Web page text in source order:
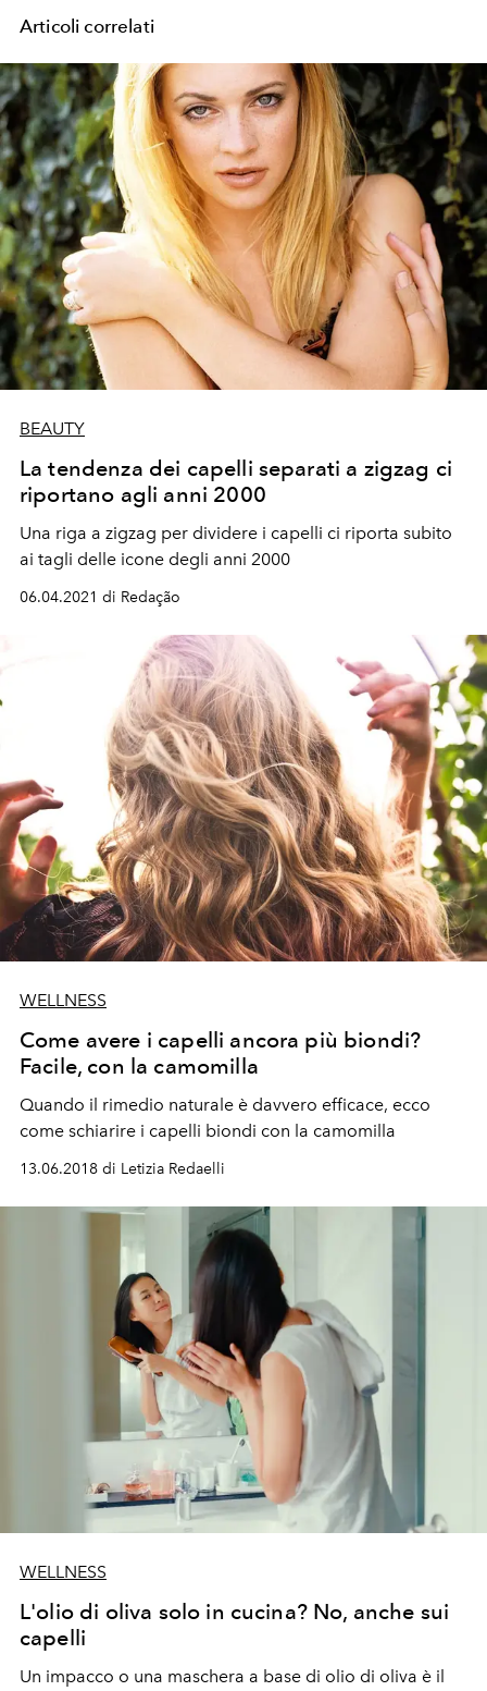
Articoli correlati
BEAUTY
La tendenza dei capelli separati a zigzag ci
riportano agli anni 2000
Una riga a zigzag per dividere i capelli ci riporta subito
ai tagli delle icone degli anni 2000
06.04.2021 di Redação
WELLNESS
Come avere i capelli ancora più biondi?
Facile, con la camomilla
Quando il rimedio naturale è davvero efficace, ecco
come schiarire i capelli biondi con la camomilla
13.06.2018 di Letizia Redaelli
WELLNESS
L'olio di oliva solo in cucina? No, anche sui
capelli
Un impacco o una maschera a base di olio di oliva è il